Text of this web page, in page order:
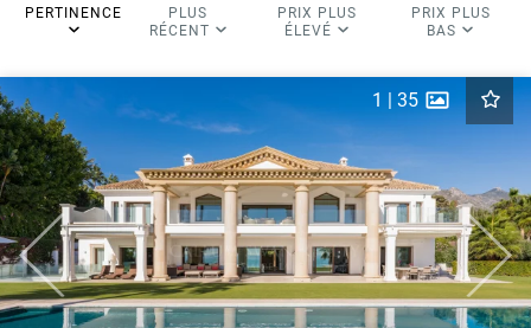
PERTINENCE
PLUS
RÉCENT
PRIX PLUS
ÉLEVÉ
PRIX PLUS
BAS
Previous Next
1 | 35